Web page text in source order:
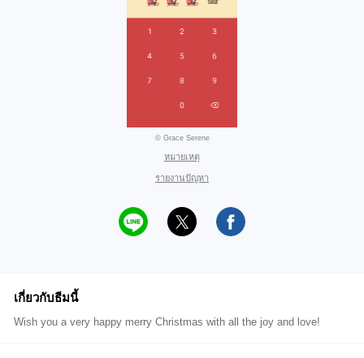
© Grace Serene
หมายเหตุ
รายงานปัญหา
เกี่ยวกับธีมนี้
Wish you a very happy merry Christmas with all the joy and love!